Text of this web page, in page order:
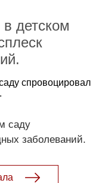
детском
спровоцировал
саду
заболеваний.